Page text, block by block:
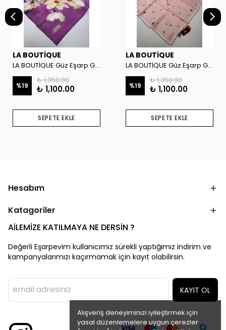
Alışveriş deneyiminizi iyileştirmek için
yasal düzenlemelere uygun çerezler
LA BOUTİQUE
LA BOUTİQUE Güz Eşarp GYSE262908
%19
₺ 1,350.00
₺ 1,100.00
SEPETE EKLE
LA BOUTİQUE
LA BOUTİQUE Güz Eşarp GYSE130804
%19
₺ 1,350.00
₺ 1,100.00
SEPETE EKLE
Hesabım
Katagoriler
AİLEMİZE KATILMAYA NE DERSİN ?
Değerli Eşarpevim kullanıcımız sürekli yaptığımız indirim ve
kampanyalarımızı kaçırmamak için kayıt olabilirsin.
KAYIT OL